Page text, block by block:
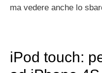
ma vedere anche lo
iPod touch: